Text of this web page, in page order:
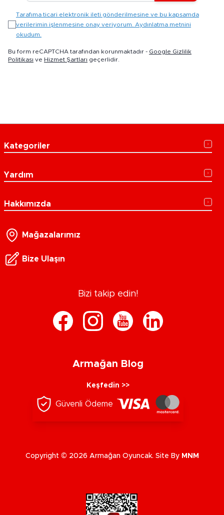
Tarafıma ticari elektronik ileti gönderilmesine ve bu kapsamda
verilerimin işlenmesine onay veriyorum. Aydınlatma metnini
okudum.
Bu form reCAPTCHA tarafından korunmaktadır - Google Gizlilik
Politikası ve Hizmet Şartları geçerlidir.
Kategoriler
Yardım
Hakkımızda
Mağazalarımız
Bize Ulaşın
Bizi takip edin!
Armağan Blog
Keşfedin >>
Güvenli Ödeme
Copyright © 2026 Armağan Oyuncak. Site By MNM